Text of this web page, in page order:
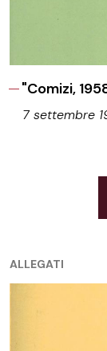
"Comizi,
7 settembre
ALLEGATI